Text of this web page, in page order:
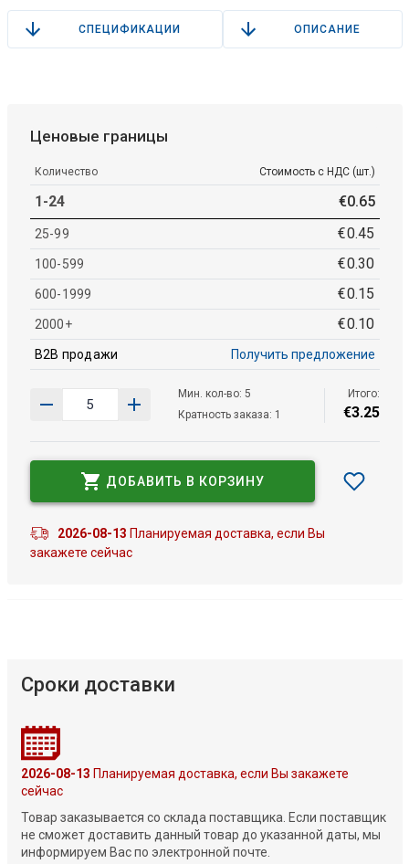
СПЕЦИФИКАЦИИ ОПИСАНИЕ
Ценовые границы
Количество Стоимость с НДС (шт.)
1-24 €0.65
25-99 €0.45
100-599 €0.30
600-1999 €0.15
2000+ €0.10
B2B продажи Получить предложение
Мин. кол-во: 5
Кратность заказа: 1
Итого:
€3.25
ДОБАВИТЬ В КОРЗИНУ
2026-08-13 Планируемая доставка, если Вы
закажете сейчас
Сроки доставки
2026-08-13 Планируемая доставка, если Вы закажете
сейчас
Товар заказывается со склада поставщика. Если поставщик
не сможет доставить данный товар до указанной даты, мы
информируем Вас по электронной почте.